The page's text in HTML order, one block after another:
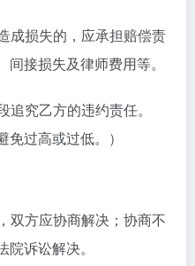
成损失的，应承担赔偿责
接损失及律师费用等。
究乙方的违约责任。
免过高或过低。）
双方应协商解决；协商不
诉讼解决。